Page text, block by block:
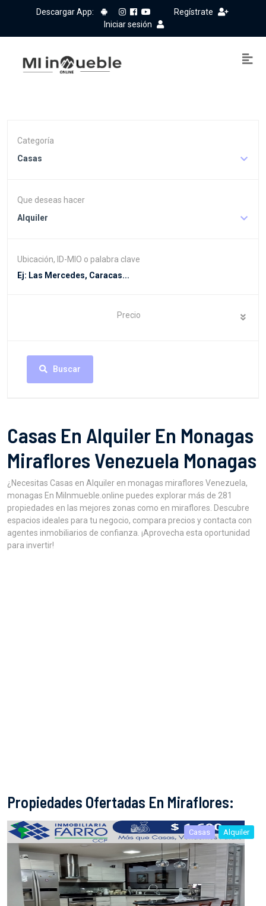
Descargar App:
Regístrate
Iniciar sesión
Categoría
Casas
Que deseas hacer
Alquiler
Ubicación, ID-MIO o palabra clave
Precio
Buscar
Casas En Alquiler En Monagas
Miraflores Venezuela Monagas
¿Necesitas Casas en Alquiler en monagas miraflores Venezuela,
monagas En MiInmueble.online puedes explorar más de 281
propiedades en las mejores zonas como en miraflores. Descubre
espacios ideales para tu negocio, compara precios y contacta con
agentes inmobiliarios de confianza. ¡Aprovecha esta oportunidad
para invertir!
Propiedades Ofertadas En Miraflores:
Casas Alquiler